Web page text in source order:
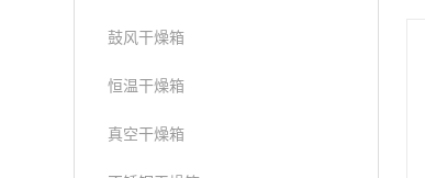
鼓风干燥箱
恒温干燥箱
真空干燥箱